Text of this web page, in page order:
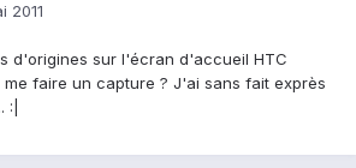
2011
d'origines sur l'écran d'accueil HTC
me faire un capture ? J'ai sans fait exprès
:|